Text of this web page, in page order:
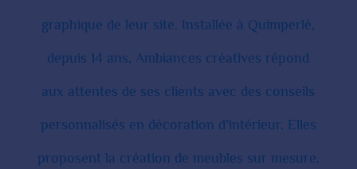
graphique de leur site. Installée à Quimperlé,
depuis 14 ans, Ambiances créatives répond
aux attentes de ses clients avec des conseils
personnalisés en décoration d’intérieur. Elles
proposent la création de meubles sur mesure.